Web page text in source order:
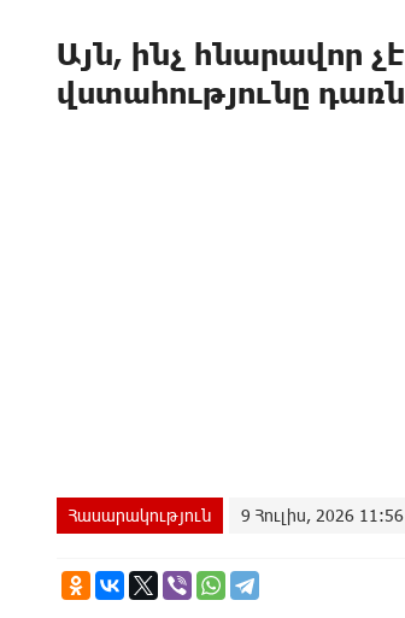
Այն, ինչ հնարավոր
վստահությունը
Հասարակություն 9 Հուլիս, 2026 11:56